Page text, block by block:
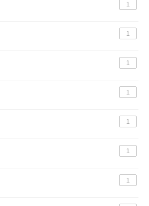
1
1
1
1
1
1
1